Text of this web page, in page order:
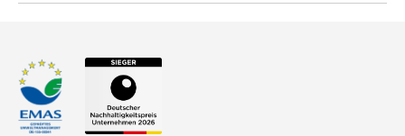
Zahlungsmethoden